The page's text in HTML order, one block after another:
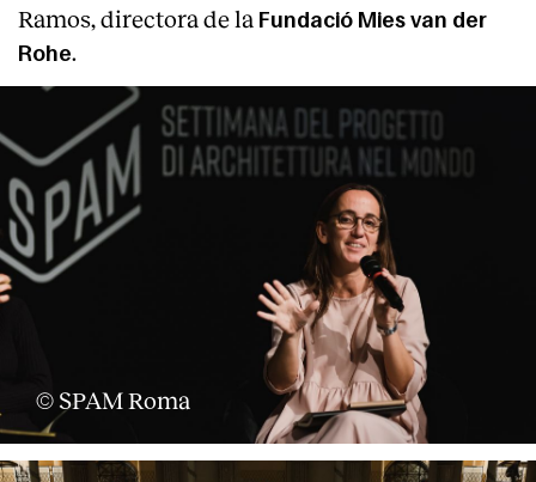
Ramos, directora de la Fundació Mies van der
Rohe.
© SPAM Roma